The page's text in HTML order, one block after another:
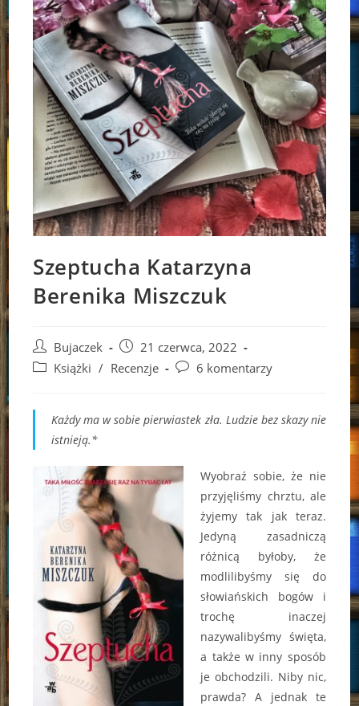
Szeptucha Katarzyna
Berenika Miszczuk
Post
author:
Bujaczek
Post
published:
21 czerwca, 2022
PostKsiążki / Recenzje
Post6 komentarzy
Każdy ma w sobie pierwiastek zła. Ludzie bez skazy nie
istnieją.*
Wyobraź sobie, że nie
przyjęliśmy chrztu, ale
żyjemy tak jak teraz.
Jedyną zasadniczą
różnicą byłoby, że
modlilibyśmy się do
słowiańskich bogów i
trochę inaczej
nazywalibyśmy święta,
a także w inny sposób
je obchodzili. Niby nic,
prawda? A jednak te